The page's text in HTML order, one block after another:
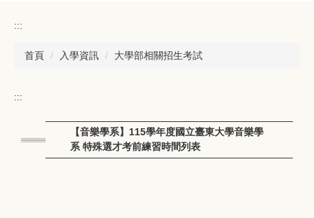
:::
首頁 入學資訊 大學部相關招生考試
:::
【音樂學系】115學年度國立臺東大學音樂學
系 特殊選才考前練習時間列表